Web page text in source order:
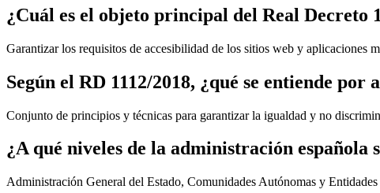
¿Cuál es el objeto principal del Real Decreto
Garantizar los requisitos de accesibilidad de los sitios web y aplicaciones
Según el RD 1112/2018, ¿qué se entiende por
Conjunto de principios y técnicas para garantizar la igualdad y no
¿A qué niveles de la administración española
Administración General del Estado, Comunidades Autónomas y Entidades